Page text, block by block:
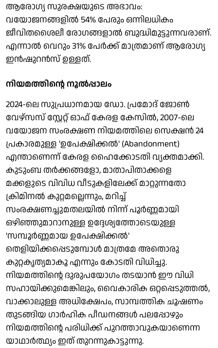
ആരോഗ്യ സുരക്ഷയുടെ അഭാവം:
വയോജനങ്ങളില്‍ 54% പേരും ഒന്നിലധികം
ജീവിതശൈലീ രോഗങ്ങളാല്‍ ബുദ്ധിമുട്ടുന്നവരാണ്.
എന്നാല്‍ വെറും 31% പേര്‍ക്ക് മാത്രമാണ് ആരോഗ്യ
ഇന്‍ഷുറന്‍സ് ഉള്ളത്.
നിയമത്തിന്റെ നൂല്‍പ്പാലം
2024-ലെ സുപ്രധാനമായ ഡോ. പ്രമോദ് ജോണ്‍
വേഴ്‌സസ് സ്റ്റേറ്റ് ഓഫ് കേരള കേസില്‍, 2007-ലെ
വയോജന സംരക്ഷണ നിയമത്തിലെ സെക്ഷന്‍ 24
പ്രകാരമുള്ള 'ഉപേക്ഷിക്കല്‍' (Abandonment)
എന്താണെന്ന് കേരള ഹൈക്കോടതി വ്യക്തമാക്കി.
കുടുംബ തര്‍ക്കങ്ങളോ, മാതാപിതാക്കളെ
മക്കളുടെ വിവിധ വീടുകളിലേക്ക് മാറ്റുന്നതോ
ക്രിമിനല്‍ കുറ്റമല്ലെന്നും, മറിച്ച്
സംരക്ഷണച്ചുമതലയില്‍ നിന്ന് പൂര്‍ണ്ണമായി
ഒഴിഞ്ഞുമാറാനുള്ള ഉദ്ദേശ്യത്തോടെയുള്ള
'സമ്പൂര്‍ണ്ണമായ ഉപേക്ഷിക്കല്‍'
തെളിയിക്കപ്പെടുമ്പോള്‍ മാത്രമേ അതൊരു
കുറ്റകൃത്യമാകൂ എന്നും കോടതി വിധിച്ചു.
നിയമത്തിന്റെ ദുരുപയോഗം തടയാന്‍ ഈ വിധി
സഹായിക്കുമെങ്കിലും, വൈകാരിക ഒറ്റപ്പെടുത്തല്‍,
വാക്കാലുള്ള അധിക്ഷേപം, സാമ്പത്തിക ചൂഷണം
തുടങ്ങിയ ഗാര്‍ഹിക പീഡനങ്ങള്‍ പലപ്പോഴും
നിയമത്തിന്റെ പരിധിക്ക് പുറത്താവുകയാണെന്ന
യാഥാര്‍ത്ഥ്യം ഇത് തുറന്നുകാട്ടുന്നു.